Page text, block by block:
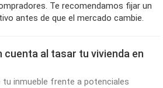
Te recomendamos fijar un
antes de que el mercado cambie.
cuenta al tasar tu vivienda en